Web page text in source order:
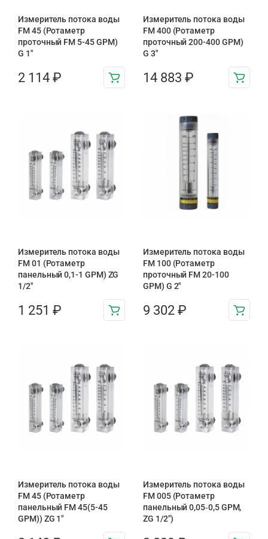
Измеритель потока воды
FM 45 (Ротаметр
проточный FM 5-45 GPM)
G 1″
2 114 ₽
Измеритель потока воды
FM 400 (Ротаметр
проточный 200-400 GPM)
G 3″
14 883 ₽
Измеритель потока воды
FM 01 (Ротаметр
панельный 0,1-1 GPM) ZG
1/2″
1 251 ₽
Измеритель потока воды
FM 100 (Ротаметр
проточный FM 20-100
GPM) G 2″
9 302 ₽
Измеритель потока воды
FM 45 (Ротаметр
панельный FM 45(5-45
GPM)) ZG 1″
Измеритель потока воды
FM 005 (Ротаметр
панельный 0,05‑0,5 GPM,
ZG 1/2″)